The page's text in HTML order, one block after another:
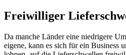
Freiwilliger
Da manche Länder eine niedrigere
eigene, kann es sich für ein Business